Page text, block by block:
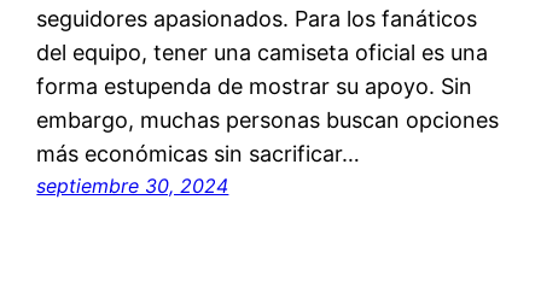
seguidores apasionados. Para los fanáticos
del equipo, tener una camiseta oficial es una
forma estupenda de mostrar su apoyo. Sin
embargo, muchas personas buscan opciones
más económicas sin sacrificar…
septiembre 30, 2024